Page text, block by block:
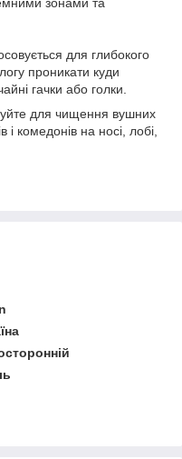
для глибокого
проникати куди
гачки або голки.
для чищення вушних
і комедонів на носі, лобі,